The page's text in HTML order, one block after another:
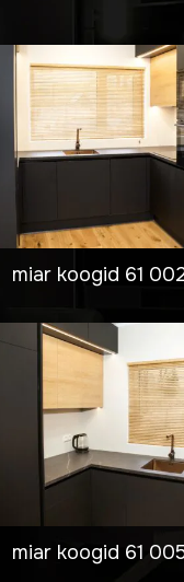
miar koogid 61
miar koogid 61